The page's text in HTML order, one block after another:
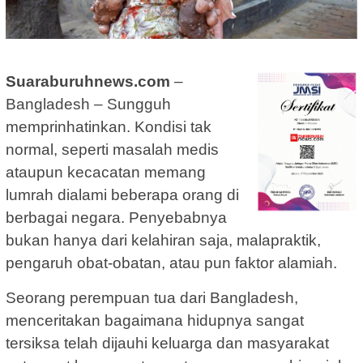
Suaraburuhnews.com –
Bangladesh – Sungguh
memprinhatinkan. Kondisi tak
normal, seperti masalah medis
ataupun kecacatan memang
lumrah dialami beberapa orang di
berbagai negara. Penyebabnya
bukan hanya dari kelahiran saja, malapraktik,
pengaruh obat-obatan, atau pun faktor alamiah.
Seorang perempuan tua dari Bangladesh,
menceritakan bagaimana hidupnya sangat
tersiksa telah dijauhi keluarga dan masyarakat